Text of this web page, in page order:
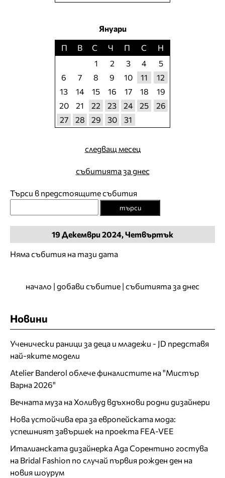
Януари
П
В С Ч П С
Н
1
2 3 4
5
6
7 8 9 10 11
12
13
14 15 16 17 18
19
20
21 22 23 24 25
26
27
28 29 30 31
следващ месец
събитията за днес
Търси в предстоящите събития
търси
19Декември2024, Четвъртък
Няма събития на тази дата
начало | добави събитие | събитията за днес
Новини
Ученически раници за деца и младежи - JD представя
най-яките модели
Atelier Banderol облече финалистите на "Мистър
Варна 2026"
Вечната муза на Холивуд вдъхнови родни дизайнери
Нова устойчива ера за европейската мода:
успешният завършек на проекта FEA-VEE
Италианската дизайнерка Ада Сорентино гостува
на Bridal Fashion по случай първия рожден ден на
новия шоурум